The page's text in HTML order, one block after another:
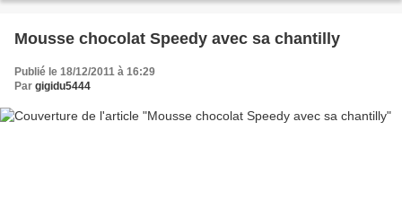
Mousse chocolat Speedy avec sa chantilly
Publié le 18/12/2011 à 16:29
Par gigidu5444